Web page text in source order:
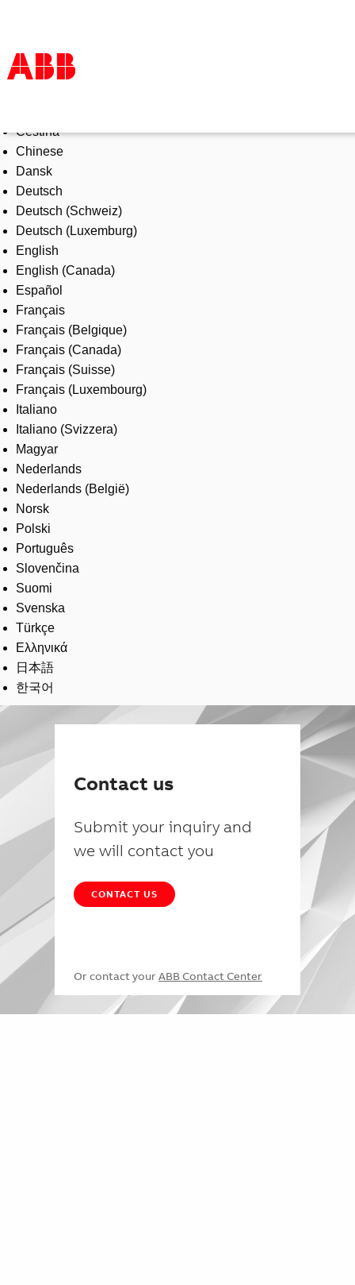
Products & Solutions
Industries
Services
About us
Where to buy
Contact us
Careers
Čeština
Chinese
Dansk
Deutsch
Deutsch (Schweiz)
Deutsch (Luxemburg)
English
English (Canada)
Español
Français
Français (Belgique)
Français (Canada)
Français (Suisse)
Français (Luxembourg)
Italiano
Italiano (Svizzera)
Magyar
Nederlands
Nederlands (België)
Norsk
Polski
Português
Slovenčina
Suomi
Svenska
Türkçe
Ελληνικά
日本語
한국어
Contact us
Submit your inquiry and
we will contact you
CONTACT US
Or contact your ABB Contact Center